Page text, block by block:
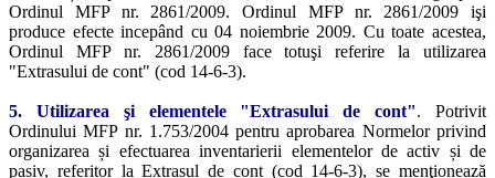
Ordinul MFP nr. 2861/2009. Ordinul MFP nr. 2861/2009 işi
produce efecte incepând cu 04 noiembrie 2009. Cu toate acestea,
Ordinul MFP nr. 2861/2009 face totuşi referire la utilizarea
"Extrasului de cont" (cod 14-6-3).
5. Utilizarea şi elementele "Extrasului de cont". Potrivit
Ordinului MFP nr. 1.753/2004 pentru aprobarea Normelor privind
organizarea și efectuarea inventarierii elementelor de activ și de
pasiv, referitor la Extrasul de cont (cod 14-6-3), se menţionează